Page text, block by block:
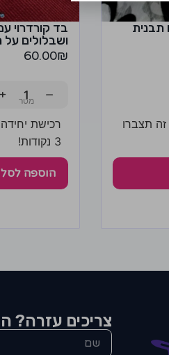
תבנית
תצברו
בד קורדרוי
ושבלולים
60.00₪
−
+
רכישת
3 נקודות!
הוספה לסל
צריכים עזרה?